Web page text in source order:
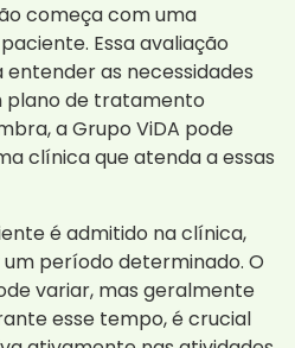
começa com uma
Essa avaliação
entender as necessidades
plano de tratamento
a Grupo ViDA pode
clínica que atenda a essas
é admitido na clínica,
período determinado. O
variar, mas geralmente
esse tempo, é crucial